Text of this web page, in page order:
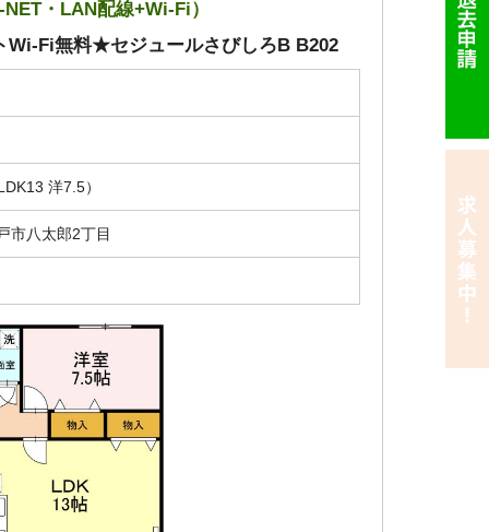
・LAN配線+Wi-Fi）
Fi無料★セジュールさびしろB B202
洋7.5）
市八太郎2丁目